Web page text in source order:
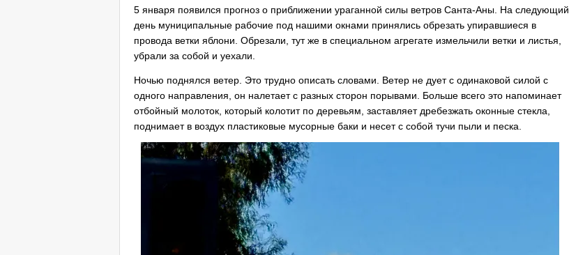
5 января появился прогноз о приближении ураганной силы ветров Санта-Аны. На следующий
день муниципальные рабочие под нашими окнами принялись обрезать упиравшиеся в
провода ветки яблони. Обрезали, тут же в специальном агрегате измельчили ветки и листья,
убрали за собой и уехали.
Ночью поднялся ветер. Это трудно описать словами. Ветер не дует с одинаковой силой с
одного направления, он налетает с разных сторон порывами. Больше всего это напоминает
отбойный молоток, который колотит по деревьям, заставляет дребезжать оконные стекла,
поднимает в воздух пластиковые мусорные баки и несет с собой тучи пыли и песка.